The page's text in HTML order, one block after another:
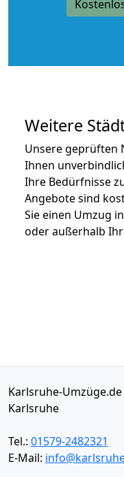
Weitere
Unsere geprüften
Ihnen
Ihre Bedürfnisse
Angebote sind
Sie einen Umzug
oder außerhalb
Karlsruhe-Umzüge.de
Karlsruhe
Tel.: 01579-2482321
E-Mail: